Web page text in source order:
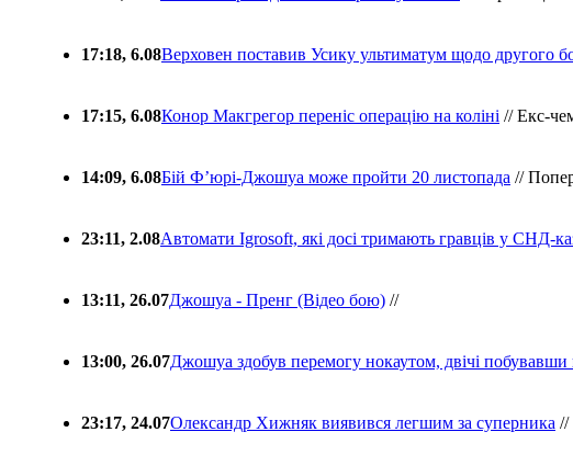
17:18, 6.08Верховен поставив Усику ультиматум щодо другого
17:15, 6.08Конор Макгрегор переніс операцію на коліні // Екс-
14:09, 6.08Бій Ф’юрі-Джошуа може пройти 20 листопада //
23:11, 2.08Автомати Igrosoft, які досі тримають гравців у СНД-
13:11, 26.07Джошуа - Пренг (Відео бою) //
13:00, 26.07Джошуа здобув перемогу нокаутом, двічі побувавши
23:17, 24.07Олександр Хижняк виявився легшим за суперника //